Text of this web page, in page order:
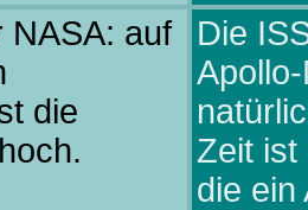
NASA: auf
die
Die
Zeit ist
die ein